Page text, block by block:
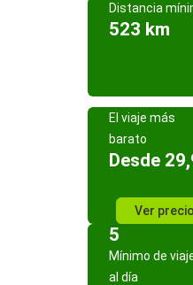
Distancia
523 km
El viaje más
barato
Desde
Ver
5
Mínimo de
al día